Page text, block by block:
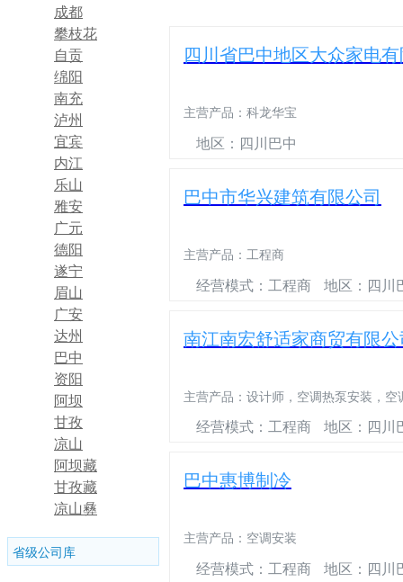
四川省巴中地区大众家电
主营产品： 科龙华宝
地区：四川巴中
巴中市华兴建筑有限公司
主营产品： 工程商
经营模式：工程商 地区：四川
南江南宏舒适家商贸有限
主营产品： 设计师，空调热泵安装，
经营模式：工程商 地区：四川
巴中惠博制冷
主营产品： 空调安装
经营模式：工程商 地区：四川
成都
攀枝花
自贡
绵阳
南充
泸州
宜宾
内江
乐山
雅安
广元
德阳
遂宁
眉山
广安
达州
巴中
资阳
阿坝
甘孜
凉山
阿坝藏
族羌族
自治州
甘孜藏
族自治
凉山彝
州
省级公司库